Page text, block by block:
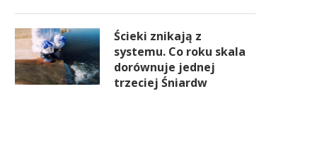
Ścieki znikają z
systemu. Co roku skala
dorównuje jednej
trzeciej Śniardw